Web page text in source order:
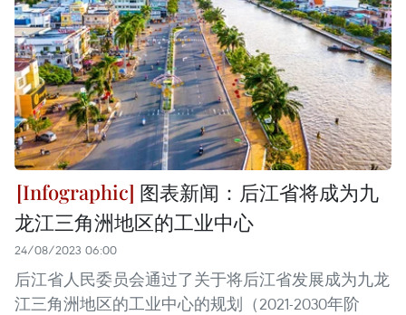
图表新闻：后江省将成为九
龙江三角洲地区的工业中心
24/08/2023 06:00
后江省人民委员会通过了关于将后江省发展成为九龙
江三角洲地区的工业中心的规划（2021-2030年阶